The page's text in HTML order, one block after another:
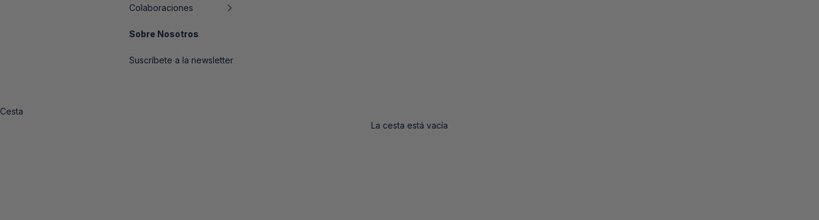
Colaboraciones
Sobre Nosotros
Suscríbete a la newsletter
Cesta
La cesta está vacía